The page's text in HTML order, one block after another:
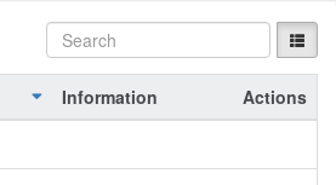
Information
Actions